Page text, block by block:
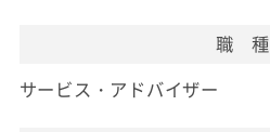
職 種
サービス・アドバイザー